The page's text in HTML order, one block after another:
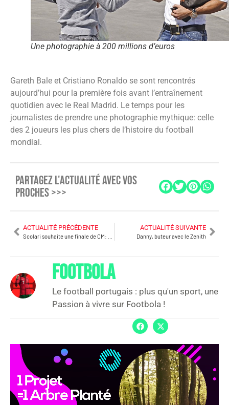
Une photographie à 200 millions d’euros
Gareth Bale et Cristiano Ronaldo se sont rencontrés
aujourd’hui pour la première fois avant l’entraînement
quotidien avec le Real Madrid. Le temps pour les
journalistes de prendre une photographie mythique: celle
des 2 joueurs les plus chers de l’histoire du football
mondial.
PARTAGEZ L'ACTUALITÉ AVEC VOS
PROCHES >>>
ACTUALITÉ PRÉCÉDENTE ACTUALITÉ SUIVANTE
Danny, buteur avec le Zenith
FOOTBOLA
Le football portugais : plus qu'un sport, une
Passion à vivre sur Footbola !